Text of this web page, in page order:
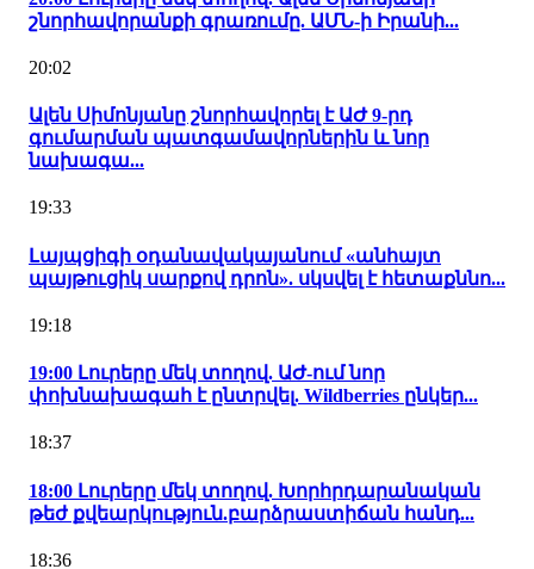
շնորհավորանքի գրառումը. ԱՄՆ-ի Իրանի...
20:02
Ալեն Սիմոնյանը շնորհավորել է ԱԺ 9-րդ
գումարման պատգամավորներին և նոր
նախագա...
19:33
Լայպցիգի օդանավակայանում «անհայտ
պայթուցիկ սարքով դրոն». սկսվել է հետաքննո...
19:18
19:00 Լուրերը մեկ տողով. ԱԺ-ում նոր
փոխնախագահ է ընտրվել. Wildberries ընկեր...
18:37
18:00 Լուրերը մեկ տողով. Խորհրդարանական
թեժ քվեարկություն.բարձրաստիճան հանդ...
18:36